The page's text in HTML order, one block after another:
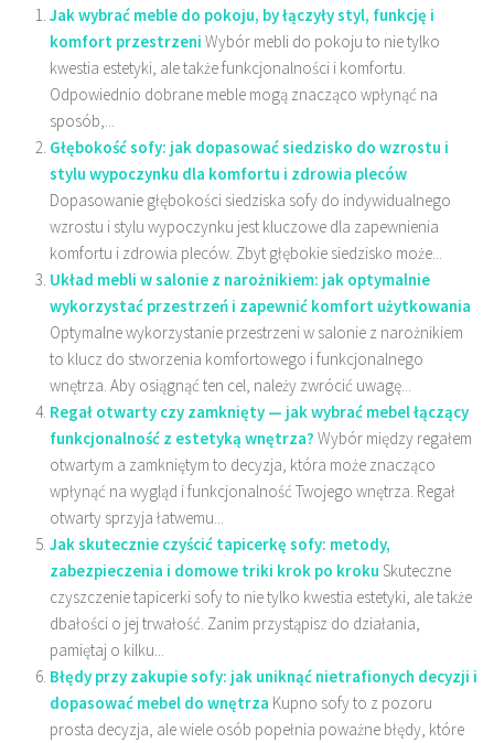
Jak wybrać meble do pokoju, by łączyły styl, funkcję i
komfort przestrzeni Wybór mebli do pokoju to nie tylko
kwestia estetyki, ale także funkcjonalności i komfortu.
Odpowiednio dobrane meble mogą znacząco wpłynąć na
sposób,...
Głębokość sofy: jak dopasować siedzisko do wzrostu i
stylu wypoczynku dla komfortu i zdrowia pleców
Dopasowanie głębokości siedziska sofy do indywidualnego
wzrostu i stylu wypoczynku jest kluczowe dla zapewnienia
komfortu i zdrowia pleców. Zbyt głębokie siedzisko może...
Układ mebli w salonie z narożnikiem: jak optymalnie
wykorzystać przestrzeń i zapewnić komfort użytkowania
Optymalne wykorzystanie przestrzeni w salonie z narożnikiem
to klucz do stworzenia komfortowego i funkcjonalnego
wnętrza. Aby osiągnąć ten cel, należy zwrócić uwagę...
Regał otwarty czy zamknięty — jak wybrać mebel łączący
funkcjonalność z estetyką wnętrza? Wybór między regałem
otwartym a zamkniętym to decyzja, która może znacząco
wpłynąć na wygląd i funkcjonalność Twojego wnętrza. Regał
otwarty sprzyja łatwemu...
Jak skutecznie czyścić tapicerkę sofy: metody,
zabezpieczenia i domowe triki krok po kroku Skuteczne
czyszczenie tapicerki sofy to nie tylko kwestia estetyki, ale także
dbałości o jej trwałość. Zanim przystąpisz do działania,
pamiętaj o kilku...
Błędy przy zakupie sofy: jak uniknąć nietrafionych decyzji i
dopasować mebel do wnętrza Kupno sofy to z pozoru
prosta decyzja, ale wiele osób popełnia poważne błędy, które